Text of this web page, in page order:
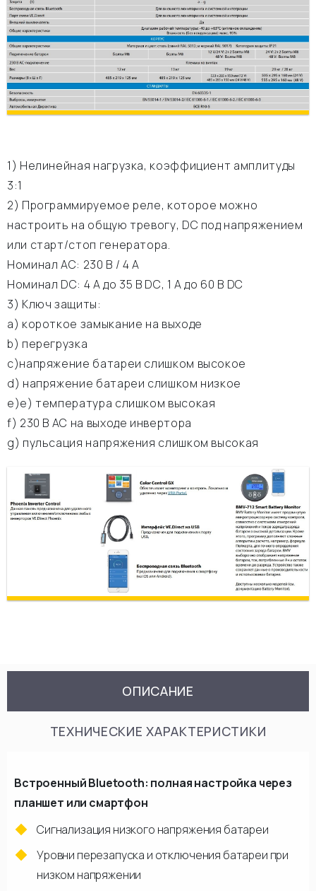
1) Нелинейная нагрузка, коэффициент амплитуды
3:1
2) Программируемое реле, которое можно
настроить на общую тревогу, DC под напряжением
или старт/стоп генератора.
Номинал АС: 230 В / 4 A
Номинал DC: 4 A до 35 В DC, 1 A до 60 В DC
3) Ключ защиты:
а) короткое замыкание на выходе
b) перегрузка
c)напряжение батареи слишком высокое
d) напряжение батареи слишком низкое
e)е) температура слишком высокая
f) 230 В АС на выходе инвертора
g) пульсация напряжения слишком высокая
ОПИСАНИЕ
ТЕХНИЧЕСКИЕ ХАРАКТЕРИСТИКИ
Встроенный Bluetooth: полная настройка через
планшет или смартфон
Сигнализация низкого напряжения батареи
Уровни перезапуска и отключения батареи при
низком напряжении